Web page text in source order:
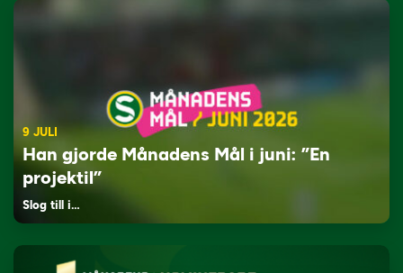
9 JULI
Han gjorde Månadens Mål i juni: ”En
projektil”
Slog till i…